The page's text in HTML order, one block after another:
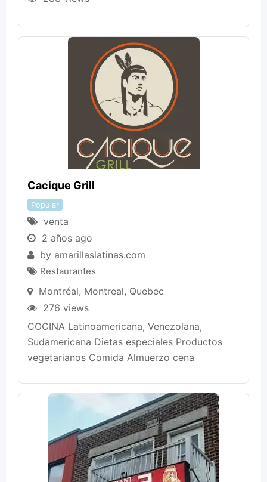
Cacique Grill
Popular
venta
2 años ago
by amarillaslatinas.com
Restaurantes
Montréal, Montreal, Quebec
276 views
COCINA Latinoamericana, Venezolana,
Sudamericana Dietas especiales Productos
vegetarianos Comida Almuerzo cena